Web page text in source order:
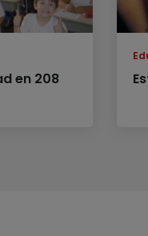
en 208